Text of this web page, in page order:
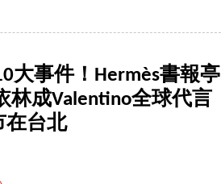
大事件！Hermès書報亭
成Valentino全球代言
在台北